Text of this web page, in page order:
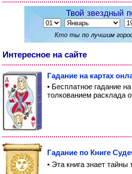
Твой звездный
Кто ты по лучшим
Интересное на сайте
Гадание на картах
• Бесплатное гадание
толкованием расклада
Гадание по Книге
• Эта книга знает тайны